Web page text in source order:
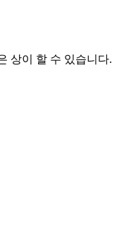
상이 할 수 있습니다.